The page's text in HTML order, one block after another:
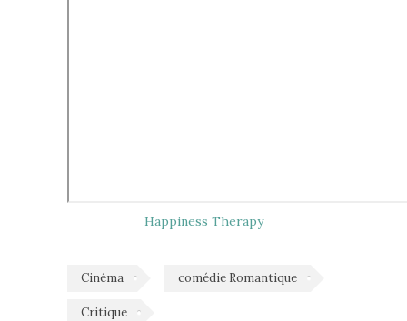
Happiness Therapy
Cinéma comédie Romantique
Critique